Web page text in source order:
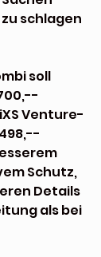
schlagen
soll
Venture-
Schutz,
Details
als bei